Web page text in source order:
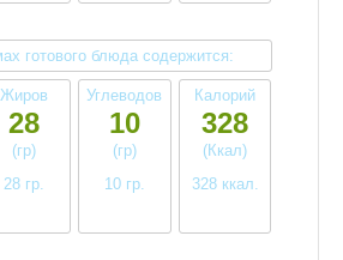
готового блюда содержится:
Жиров
28
(гр)
28 гр.
Углеводов
10
(гр)
10 гр.
Калорий
328
(Ккал)
328 ккал.